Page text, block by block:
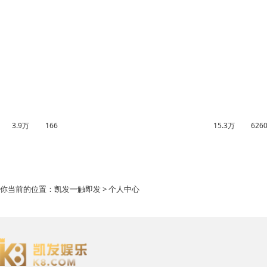
3.9万 166 15.3万 6260
你当前的位置： 凯发一触即发> 个人中心